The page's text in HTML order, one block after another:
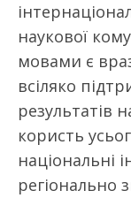
наукової
мовами є
всіляко
результатів
користь
національні
регіонально